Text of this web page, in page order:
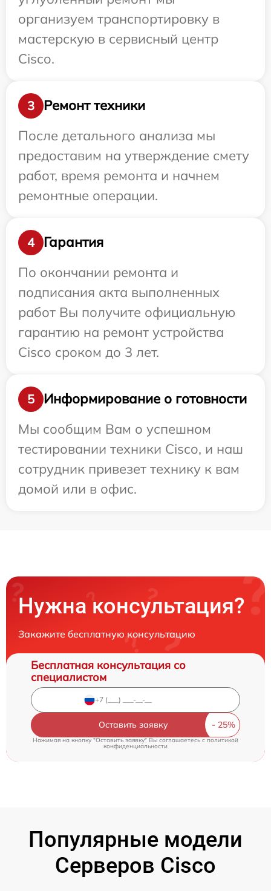
организуем транспортировку в
мастерскую в сервисный центр
Cisco.
3
Ремонт техники
После детального анализа мы
предоставим на утверждение смету
работ, время ремонта и начнем
ремонтные операции.
4
Гарантия
По окончании ремонта и
подписания акта выполненных
работ Вы получите официальную
гарантию на ремонт устройства
Cisco сроком до 3 лет.
5
Информирование о готовности
Мы сообщим Вам о успешном
тестировании техники Cisco, и наш
сотрудник привезет технику к вам
домой или в офис.
Нужна консультация?
Закажите бесплатную консультацию
Бесплатная консультация со
специалистом
Оставить заявку
Нажимая на кнопку "Оставить заявку" Вы соглашаетесь cполитикой
конфиденциальности
Популярные модели
Серверов Cisco